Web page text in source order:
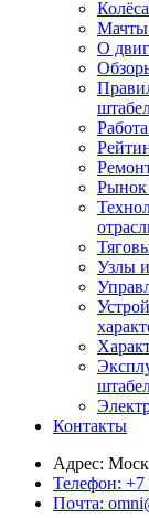
Мачты
О
Рынок
Узлы
Контакты
Адрес:
Телефон: +7
Почта: